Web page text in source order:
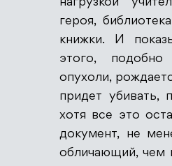
нагрузкой
героя,
книжки. И
этого, подобно
опухоли,
придет убивать,
хотя все это
документ, не
обличающий, чем